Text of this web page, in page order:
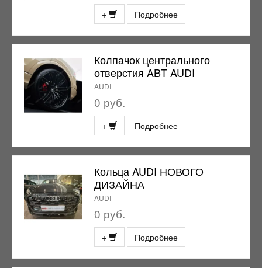
+ Подробнее
Колпачок центрального
отверстия ABT AUDI
AUDI
0 руб.
+ Подробнее
Кольца AUDI НОВОГО
ДИЗАЙНА
AUDI
0 руб.
+ Подробнее